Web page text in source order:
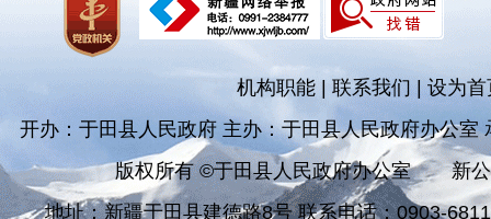
机构职能 联系我们|设为首
开办：于田县人民政府 主办：于田县人民政府办公室
版权所有 ©于田县人民政府办公室
新
地址：新疆于田县建德路8号 联系电话：0903-